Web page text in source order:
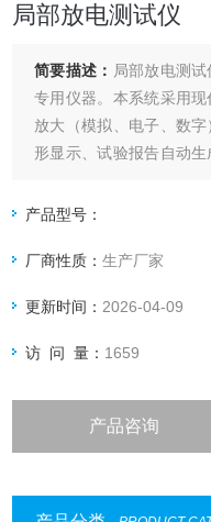
局部放电测试仪
简要描述： 局部放电测
专用仪器。本系统采用
放大（模拟、电子、数
形显示、试验报告自动
产品型号：
厂商性质：生产厂家
更新时间： 2026-04-09
访 问 量： 1659
产品咨询